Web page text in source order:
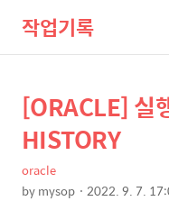
작업기록
상
세
컨
텐
본
문
제
목
[ORACLE] 실
HISTORY
oracle
bymysop 2022. 9. 7.